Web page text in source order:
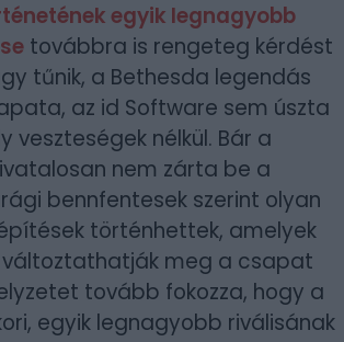
egyik legnagyobb
továbbra is rengeteg kérdést
tűnik, a Bethesda legendás
az id Software sem úszta
veszteségek nélkül. Bár a
nem zárta be a
bennfentesek szerint olyan
történhettek, amelyek
meg a csapat
tovább fokozza, hogy a
egyik legnagyobb riválisának